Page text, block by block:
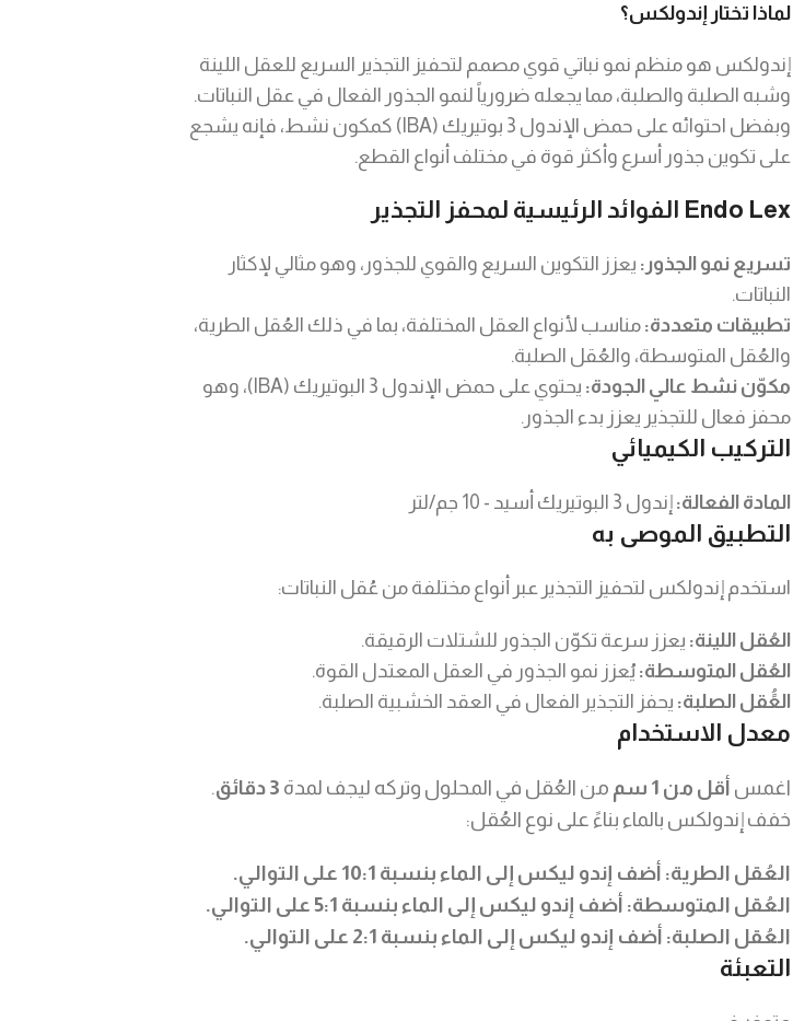
لماذا تختار إندولكس؟
إندولكس هو منظم نمو نباتي قوي مصمم لتحفيز التجذير السريع للعقل اللينة
وشبه الصلبة والصلبة، مما يجعله ضرورياً لنمو الجذور الفعال في عقل النباتات.
وبفضل احتوائه على حمض الإندول 3 بوتيريك (IBA) كمكون نشط، فإنه يشجع
على تكوين جذور أسرع وأكثر قوة في مختلف أنواع القطع.
الفوائد الرئيسية لمحفز التجذير Endo Lex
تسريع نمو الجذور: يعزز التكوين السريع والقوي للجذور، وهو مثالي لإكثار
النباتات.
تطبيقات متعددة: مناسب لأنواع العقل المختلفة، بما في ذلك العُقل الطرية،
والعُقل المتوسطة، والعُقل الصلبة.
مكوّن نشط عالي الجودة:
يحتوي على حمض الإندول 3 البوتيريك (IBA)، وهو
محفز فعال للتجذير يعزز بدء الجذور.
التركيب الكيميائي
المادة الفعالة: إندول 3 البوتيريك أسيد - 10 جم/لتر
التطبيق الموصى به
استخدم إندولكس لتحفيز التجذير عبر أنواع مختلفة من عُقل النباتات:
العُقل اللينة: يعزز سرعة تكوّن الجذور للشتلات الرقيقة.
العُقل المتوسطة: يُعزز نمو الجذور في العقل المعتدل القوة.
العًُقل الصلبة: يحفز التجذير الفعال في العقد الخشبية الصلبة.
معدل الاستخدام
اغمس أقل من 1 سم من العُقل في المحلول وتركه ليجف لمدة 3 دقائق
.
خفف إندولكس بالماء بناءً على نوع العُقل:
العُقل الطرية: أضف إندو ليكس إلى الماء بنسبة 10:1 على التوالي.
العُقل المتوسطة: أضف إندو ليكس إلى الماء بنسبة 5:1 على التوالي.
العُقل الصلبة: أضف إندو ليكس إلى الماء بنسبة 2:1 على التوالي.
التعبئة